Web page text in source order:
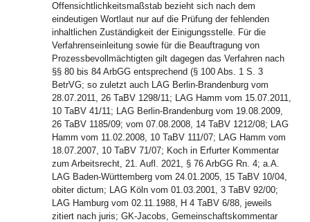
Offensichtlichkeitsmaßstab bezieht sich nach dem
eindeutigen Wortlaut nur auf die Prüfung der fehlenden
inhaltlichen Zuständigkeit der Einigungsstelle. Für die
Verfahrenseinleitung sowie für die Beauftragung von
Prozessbevollmächtigten gilt dagegen das Verfahren nach
§§ 80 bis 84 ArbGG entsprechend (§ 100 Abs. 1 S. 3
BetrVG; so zuletzt auch LAG Berlin-Brandenburg vom
28.07.2011, 26 TaBV 1298/11; LAG Hamm vom 15.07.2011,
10 TaBV 41/11; LAG Berlin-Brandenburg vom 19.08.2009,
26 TaBV 1185/09; vom 07.08.2008, 14 TaBV 1212/08; LAG
Hamm vom 11.02.2008, 10 TaBV 111/07; LAG Hamm vom
18.07.2007, 10 TaBV 71/07; Koch in Erfurter Kommentar
zum Arbeitsrecht, 21. Aufl. 2021, § 76 ArbGG Rn. 4; a.A.
LAG Baden-Württemberg vom 24.01.2005, 15 TaBV 10/04,
obiter dictum; LAG Köln vom 01.03.2001, 3 TaBV 92/00;
LAG Hamburg vom 02.11.1988, H 4 TaBV 6/88, jeweils
zitiert nach juris; GK-Jacobs, Gemeinschaftskommentar